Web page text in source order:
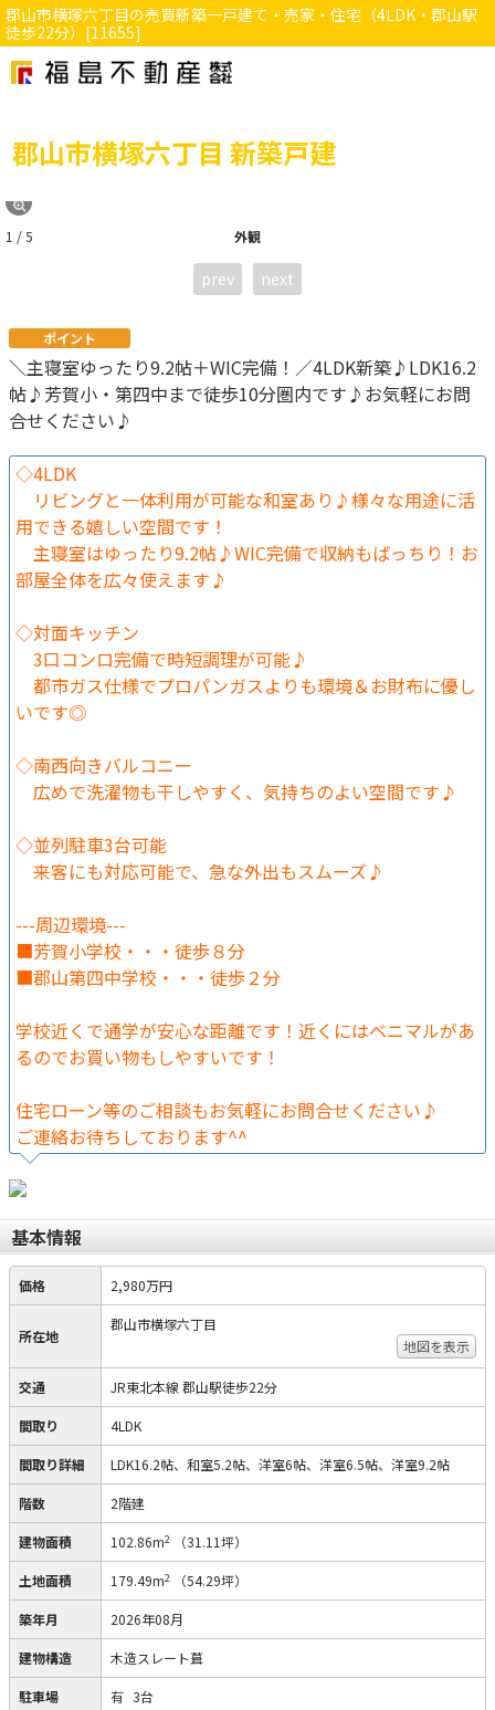
郡山市横塚六丁目の売買新築一戸建て・売家・住宅（4LDK・郡山駅
徒歩22分）[11655]
郡山市横塚六丁目 新築戸建
外観
1 / 5
prev next
ポイント
＼主寝室ゆったり9.2帖＋WIC完備！／4LDK新築♪LDK16.2
帖♪芳賀小・第四中まで徒歩10分圏内です♪お気軽にお問
合せください♪
◇4LDK
リビングと一体利用が可能な和室あり♪様々な用途に活
用できる嬉しい空間です！
主寝室はゆったり9.2帖♪WIC完備で収納もばっちり！お
部屋全体を広々使えます♪
◇対面キッチン
3口コンロ完備で時短調理が可能♪
都市ガス仕様でプロパンガスよりも環境＆お財布に優し
いです◎
◇南西向きバルコニー
広めで洗濯物も干しやすく、気持ちのよい空間です♪
◇並列駐車3台可能
来客にも対応可能で、急な外出もスムーズ♪
---周辺環境---
■芳賀小学校・・・徒歩８分
■郡山第四中学校・・・徒歩２分
学校近くで通学が安心な距離です！近くにはベニマルがあ
るのでお買い物もしやすいです！
住宅ローン等のご相談もお気軽にお問合せください♪
ご連絡お待ちしております^^
基本情報
価格 2,980万円
所在地
郡山市横塚六丁目
地図を表示
交通 JR東北本線 郡山駅徒歩22分
間取り 4LDK
間取り詳細 LDK16.2帖、和室5.2帖、洋室6帖、洋室6.5帖、洋室9.2帖
階数 2階建
建物面積 102.86m2 （31.11坪）
土地面積 179.49m2 （54.29坪）
築年月 2026年08月
建物構造 木造スレート葺
駐車場 有 3台